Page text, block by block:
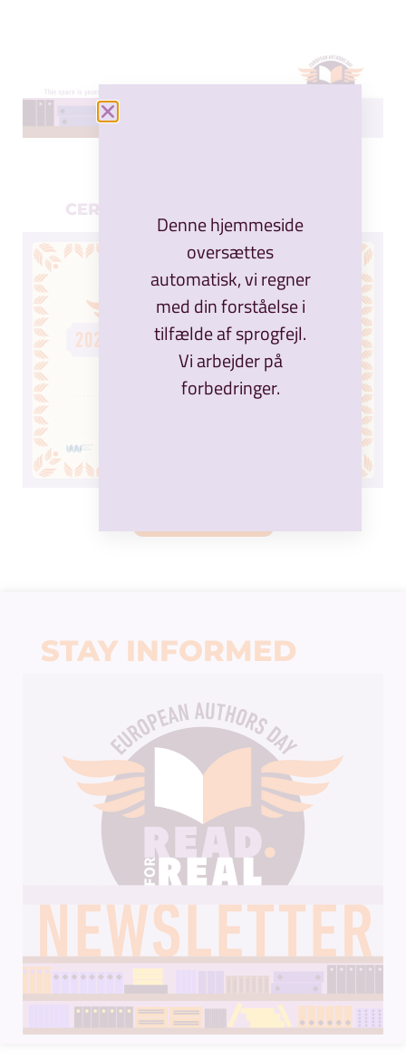
CERTIFIKAT FOR MEDSKABELSE
STAY INFORMED
Denne hjemmeside
oversættes
automatisk, vi regner
med din forståelse i
tilfælde af sprogfejl.
Vi arbejder på
forbedringer.